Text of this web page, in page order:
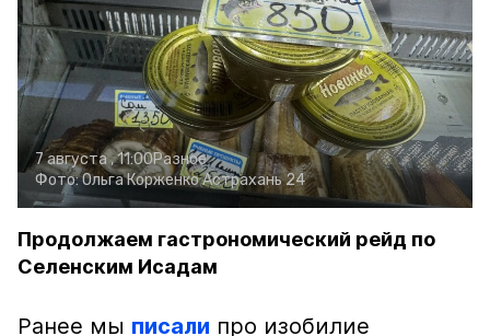
7 августа , 11:00Разное
Фото:Ольга КорженкоАстрахань 24
Продолжаем гастрономический рейд по
Селенским Исадам
Ранее мы писали про изобилие